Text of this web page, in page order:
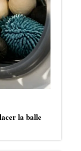
la balle